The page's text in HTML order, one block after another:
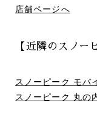
店舗ページへ
【近隣のスノー
スノーピーク モバ
スノーピーク 丸の